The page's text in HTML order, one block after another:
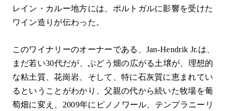
レイン・カルー地方には、ポルトガルに影響を受けた
ワイン造りが伝わった。
このワイナリーのオーナーである、Jan-Hendrik Jr.は、
まだ若い30代だが、ぶどう畑の広がる土壌が、理想的
な粘土質、花崗岩、そして、特に石灰質に恵まれてい
るということがわかり、父親の代から続いた牧場を葡
萄畑に変え、2009年にピノノワール、テンプラニーリ